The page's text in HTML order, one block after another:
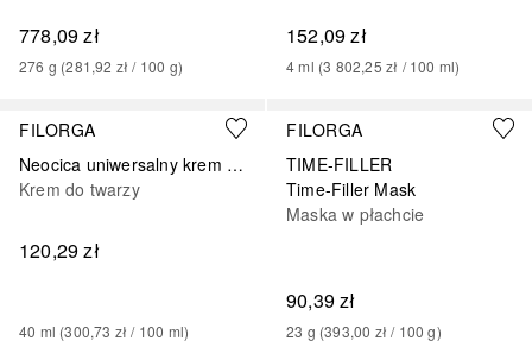
778,09 zł
276 g (281,92 zł / 100 g)
152,09 zł
4 ml (3 802,25 zł / 100 ml)
FILORGA
Neocica uniwersalny krem odbudowujący
Krem do twarzy
120,29 zł
40 ml (300,73 zł / 100 ml)
FILORGA
TIME-FILLER
Time-Filler Mask
Maska w płachcie
90,39 zł
23 g (393,00 zł / 100 g)